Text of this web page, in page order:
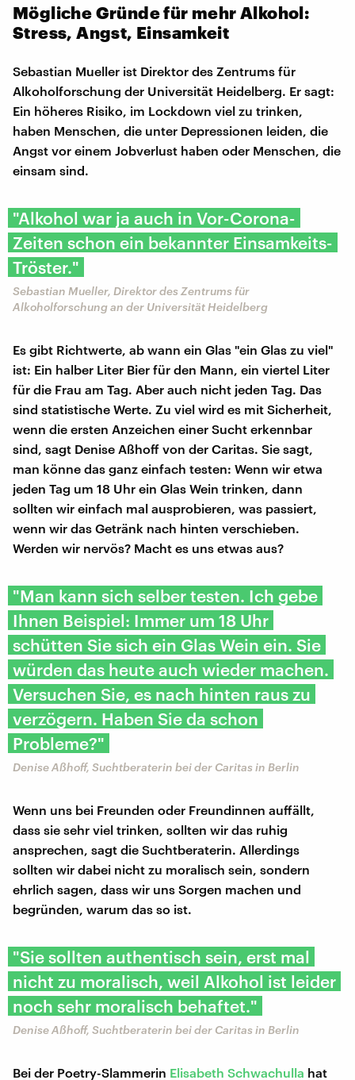
Mögliche Gründe für mehr Alkohol:
Stress, Angst, Einsamkeit
Sebastian Mueller ist Direktor des Zentrums für
Alkoholforschung der Universität Heidelberg. Er sagt:
Ein höheres Risiko, im Lockdown viel zu trinken,
haben Menschen, die unter Depressionen leiden, die
Angst vor einem Jobverlust haben oder Menschen, die
einsam sind.
"Alkohol war ja auch in Vor-Corona-
Zeiten schon ein bekannter Einsamkeits-
Tröster."
Sebastian Mueller, Direktor des Zentrums für
Alkoholforschung an der Universität Heidelberg
Es gibt Richtwerte, ab wann ein Glas "ein Glas zu viel"
ist: Ein halber Liter Bier für den Mann, ein viertel Liter
für die Frau am Tag. Aber auch nicht jeden Tag. Das
sind statistische Werte. Zu viel wird es mit Sicherheit,
wenn die ersten Anzeichen einer Sucht erkennbar
sind, sagt Denise Aßhoff von der Caritas. Sie sagt,
man könne das ganz einfach testen: Wenn wir etwa
jeden Tag um 18 Uhr ein Glas Wein trinken, dann
sollten wir einfach mal ausprobieren, was passiert,
wenn wir das Getränk nach hinten verschieben.
Werden wir nervös? Macht es uns etwas aus?
"Man kann sich selber testen. Ich gebe
Ihnen Beispiel: Immer um 18 Uhr
schütten Sie sich ein Glas Wein ein. Sie
würden das heute auch wieder machen.
Versuchen Sie, es nach hinten raus zu
verzögern. Haben Sie da schon
Probleme?"
Denise Aßhoff, Suchtberaterin bei der Caritas in Berlin
Wenn uns bei Freunden oder Freundinnen auffällt,
dass sie sehr viel trinken, sollten wir das ruhig
ansprechen, sagt die Suchtberaterin. Allerdings
sollten wir dabei nicht zu moralisch sein, sondern
ehrlich sagen, dass wir uns Sorgen machen und
begründen, warum das so ist.
"Sie sollten authentisch sein, erst mal
nicht zu moralisch, weil Alkohol ist leider
noch sehr moralisch behaftet."
Denise Aßhoff, Suchtberaterin bei der Caritas in Berlin
Bei der Poetry-Slammerin Elisabeth Schwachulla hat